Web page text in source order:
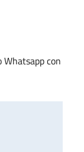
con